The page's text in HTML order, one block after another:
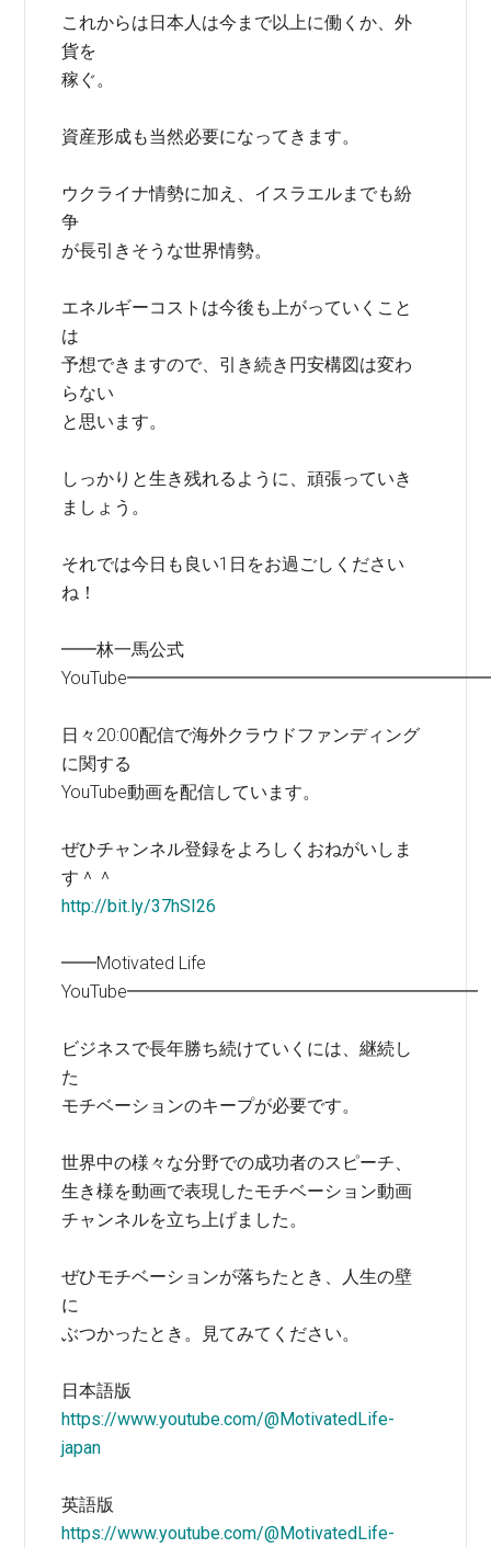
これからは日本人は今まで以上に働くか、外
貨を
稼ぐ。
資産形成も当然必要になってきます。
ウクライナ情勢に加え、イスラエルまでも紛
争
が長引きそうな世界情勢。
エネルギーコストは今後も上がっていくこと
は
予想できますので、引き続き円安構図は変わ
らない
と思います。
しっかりと生き残れるように、頑張っていき
ましょう。
それでは今日も良い1日をお過ごしください
ね！
━━林一馬公式
日々20:00配信で海外クラウドファンディング
に関する
YouTube動画を配信しています。
ぜひチャンネル登録をよろしくおねがいしま
す＾＾
http://bit.ly/37hSI26
━━Motivated Life
YouTube━━━━━━━━━━━━━━━━━━━━
ビジネスで長年勝ち続けていくには、継続し
た
モチベーションのキープが必要です。
世界中の様々な分野での成功者のスピーチ、
生き様を動画で表現したモチベーション動画
チャンネルを立ち上げました。
ぜひモチベーションが落ちたとき、人生の壁
に
ぶつかったとき。見てみてください。
日本語版
https://www.youtube.com/@MotivatedLife-
japan
英語版
https://www.youtube.com/@MotivatedLife-